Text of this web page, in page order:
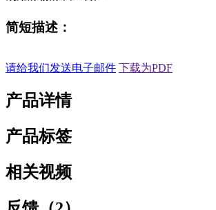
简短描述：
请给我们发送电子邮件 下载为PDF
产品详情
产品标签
相关视频